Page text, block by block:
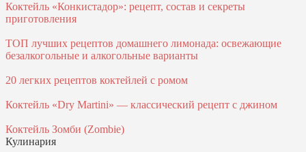
Коктейль «Конкистадор»: рецепт, состав и секреты
приготовления
ТОП лучших рецептов домашнего лимонада: освежающие
безалкогольные и алкогольные варианты
20 легких рецептов коктейлей с ромом
Коктейль «Dry Martini» — классический рецепт с джином
Коктейль Зомби (Zombie)
Кулинария